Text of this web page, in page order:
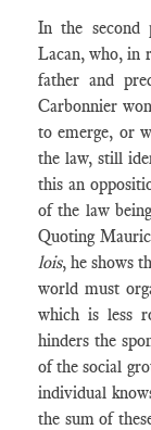
In the second
Lacan, who, in
father and
Carbonnier
to emerge, or
the law, still
this an
of the law
Quoting
lois, he shows
world must
which is less
hinders the
of the social
individual
the sum of